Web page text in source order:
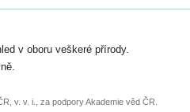
září.
nebo
v oboru veškeré přírody.
v. v. i., za podpory Akademie věd ČR.